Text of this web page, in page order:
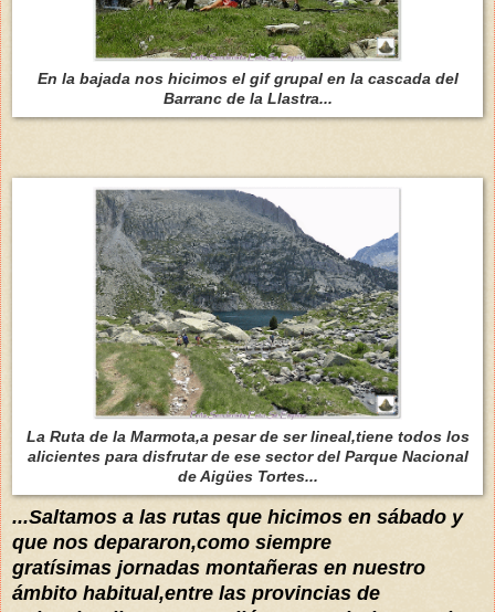
En la bajada nos hicimos el gif grupal en la cascada del
Barranc de la Llastra...
La Ruta de la Marmota,a pesar de ser lineal,tiene todos los
alicientes para disfrutar de ese sector del Parque Nacional
de Aigües Tortes...
...Saltamos a las rutas que hicimos en sábado y
que nos depararon,como siempre
gratísimas jornadas montañeras en nuestro
ámbito habitual,entre las provincias de